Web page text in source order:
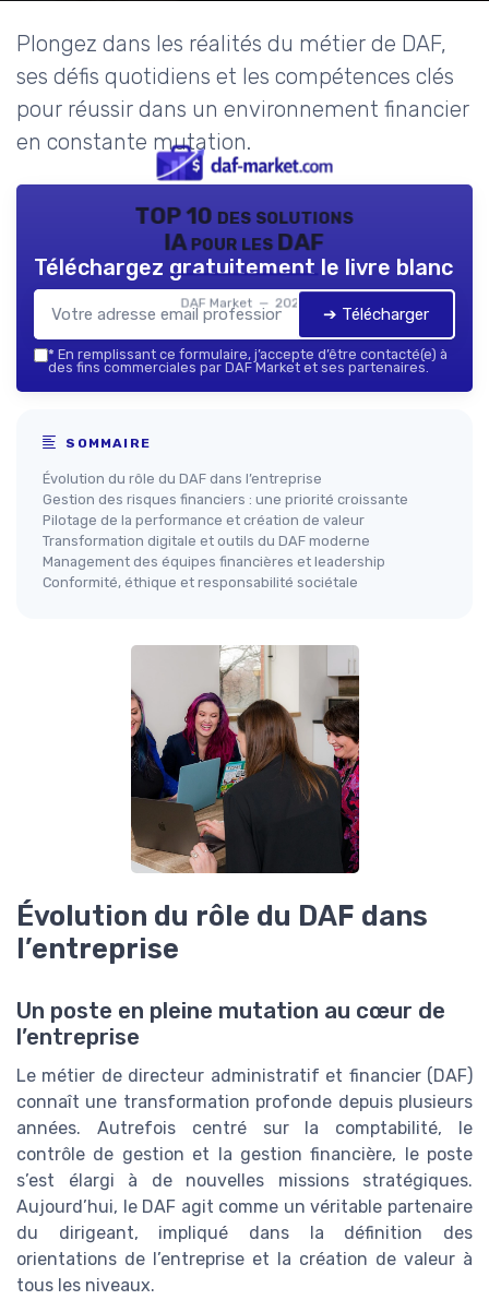
Plongez dans les réalités du métier de DAF,
ses défis quotidiens et les compétences clés
pour réussir dans un environnement financier
en constante mutation.
TOP 10 des solutions
IA pour les DAF
DAF Market — 2026
Téléchargez gratuitement le livre blanc
➔ Télécharger
* En remplissant ce formulaire, j’accepte d’être contacté(e) à
des fins commerciales par DAF Market et ses partenaires.
SOMMAIRE
Évolution du rôle du DAF dans l’entreprise
Gestion des risques financiers : une priorité croissante
Pilotage de la performance et création de valeur
Transformation digitale et outils du DAF moderne
Management des équipes financières et leadership
Conformité, éthique et responsabilité sociétale
Évolution du rôle du DAF dans
l’entreprise
Un poste en pleine mutation au cœur de
l’entreprise
Le métier de directeur administratif et financier (DAF)
connaît une transformation profonde depuis plusieurs
années. Autrefois centré sur la comptabilité, le
contrôle de gestion et la gestion financière, le poste
s’est élargi à de nouvelles missions stratégiques.
Aujourd’hui, le DAF agit comme un véritable partenaire
du dirigeant, impliqué dans la définition des
orientations de l’entreprise et la création de valeur à
tous les niveaux.